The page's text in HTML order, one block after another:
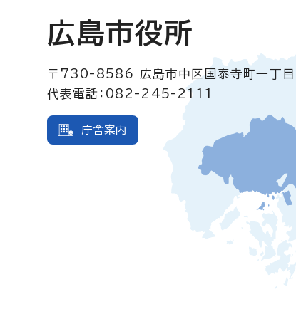
広島市役所
〒730-8586
広島市中区国泰寺町一丁
代表電話：082-245-2111
庁舎案内